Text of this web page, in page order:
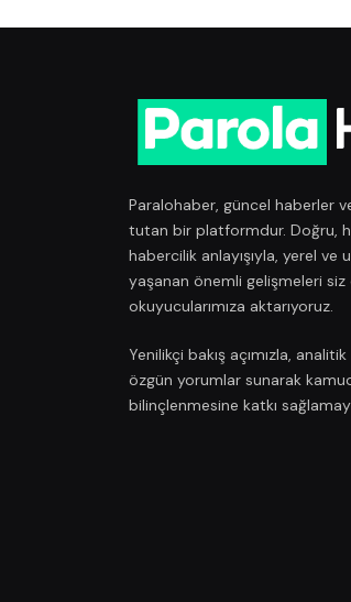
Paralohaber, güncel haberler
tutan bir platformdur. Doğru,
habercilik anlayışıyla, yerel ve
yaşanan önemli gelişmeleri siz
okuyucularımıza aktarıyoruz.
Yenilikçi bakış açımızla,
özgün yorumlar sunarak
bilinçlenmesine katkı